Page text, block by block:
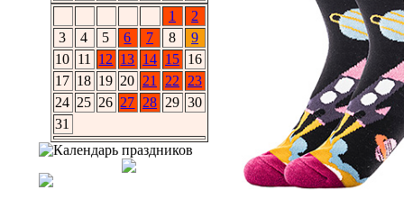
1
2
3
4 5 6 7 8
9
10 11 12 13 14 15 16
17 18 19 20 21 22
23
24 25 26 27 28 29 30
31